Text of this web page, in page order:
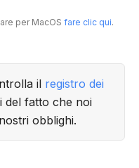
per MacOS fare clic qui.
il registro dei
del fatto che noi
obblighi.